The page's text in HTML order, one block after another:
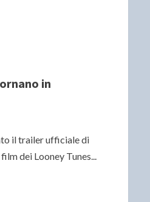
in
il trailer ufficiale di
dei Looney Tunes...